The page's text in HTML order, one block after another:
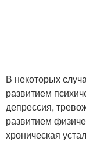
В некоторых
развитием
депрессия,
развитием
хроническая